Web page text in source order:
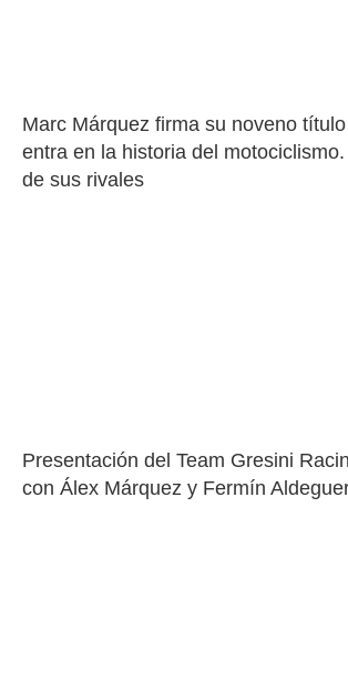
Marc Márquez firma su noveno
entra en la historia del
de sus rivales
Presentación del Team Gresini
con Álex Márquez y Fermín